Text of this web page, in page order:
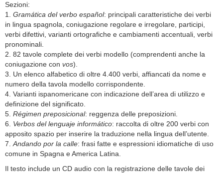
Sezioni:
1. Gramática del verbo español: principali caratteristiche dei verbi
in lingua spagnola, coniugazione regolare e irregolare, participi,
verbi difettivi, varianti ortografiche e cambiamenti accentuali, verbi
pronominali.
2. 82 tavole complete dei verbi modello (comprendenti anche la
coniugazione con vos).
3. Un elenco alfabetico di oltre 4.400 verbi, affiancati da nome e
numero della tavola modello corrispondente.
4. Varianti ispanomericane con indicazione dell’area di utilizzo e
definizione del significato.
5. Régimen preposicional: reggenza delle preposizioni.
6. Verbos del lenguaje informático: raccolta di oltre 200 verbi con
apposito spazio per inserire la traduzione nella lingua dell’utente.
7.Andando por la calle: frasi fatte e espressioni idiomatiche di uso
comune in Spagna e America Latina.
Il testo include un CD audio con la registrazione delle tavole dei